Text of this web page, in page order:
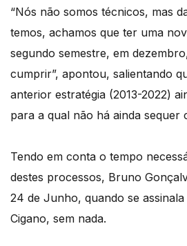
“Nós não somos técnicos, mas
temos, achamos que ter uma
segundo semestre, em
cumprir”, apontou, salientando
anterior estratégia (2013-2022)
para a qual não há ainda sequer
Tendo em conta o tempo
destes processos, Bruno
24 de Junho, quando se
Cigano, sem nada.